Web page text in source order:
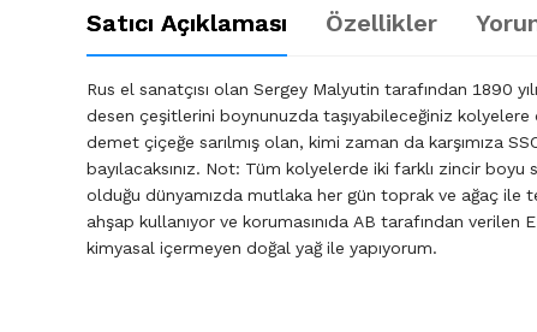
Satıcı Açıklaması Özellikler
Rus el sanatçısı olan Sergey Malyutin tarafından 1890
desen çeşitlerini boynunuzda taşıyabileceğiniz
demet çiçeğe sarılmış olan, kimi zaman da karşımıza
bayılacaksınız. Not: Tüm kolyelerde iki farklı zincir
olduğu dünyamızda mutlaka her gün toprak ve ağaç ile
ahşap kullanıyor ve korumasınıda AB tarafından
kimyasal içermeyen doğal yağ ile yapıyorum.